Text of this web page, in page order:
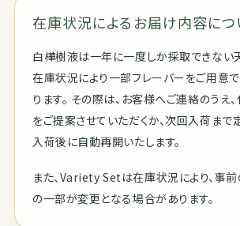
在庫状況によるお届け内容につ
白樺樹液は一年に一度しか採取できない
在庫状況により一部フレーバーをご用意
ります。 その際は、お客様へご連絡のうえ
をご提案させていただくか、次回入荷まで
入荷後に自動再開いたします。
また、Variety Setは在庫状況により、事
の一部が変更となる場合があります。